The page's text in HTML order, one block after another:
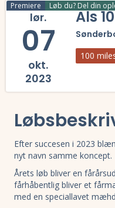
Premiere Løb du? Del din
lør.
07
okt.
2023
Als
100
Efter succesen i 2023
nyt navn samme koncept.
Årets løb bliver en
fårhåbentlig bliver et
med en speciallavet